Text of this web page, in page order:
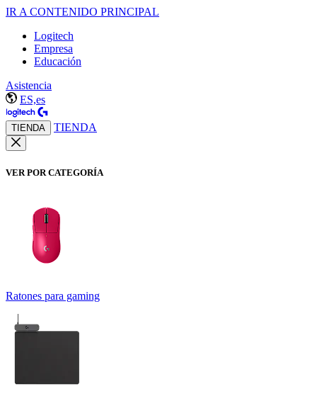
IR A CONTENIDO PRINCIPAL
Logitech
Empresa
Educación
Asistencia
ES,es
TIENDA TIENDA
VER POR CATEGORÍA
Ratones para gaming